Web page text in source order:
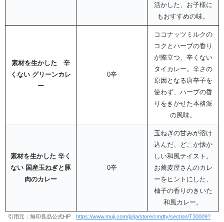
活かした、お子様に
もおすすめの味。
素材を生かした 辛
くない グリーンカレ
ー
0辛
ココナッツミルクの
コクとハーブの香り
が際立つ、辛くない
タイカレー。辛さの
原因となる唐辛子を
使わず、ハーブの香
りをきかせた本格派
の風味。
素材を生かした 辛く
ない 国産玉ねぎと豚
肉のカレー
0辛
玉ねぎの甘みが溶け
込んだ、どこか懐か
しい和風テイスト。
お蕎麦屋さんのカレ
ーをヒントにした、
柚子の香りのきいた
和風カレー。
引用元：無印良品公式HP https://www.muji.com/jp/ja/store/cmdty/section/T30009?